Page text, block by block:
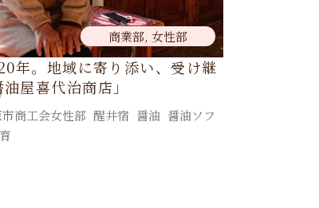
商業部, 女性部
年。地域に寄り添い、受け継
屋喜代治商店」
商工会女性部 醒井宿 醤油 醤油ソフ